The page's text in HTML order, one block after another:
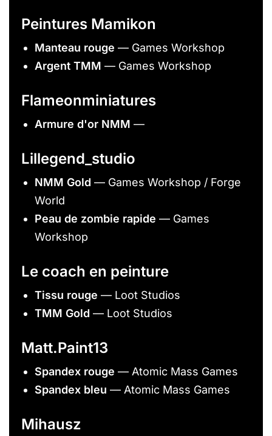
Peintures Mamikon
Manteau rouge — Games Workshop
Argent TMM — Games Workshop
Flameonminiatures
Armure d'or NMM —
Lillegend_studio
NMM Gold — Games Workshop / Forge
World
Peau de zombie rapide — Games
Workshop
Le coach en peinture
Tissu rouge — Loot Studios
TMM Gold — Loot Studios
Matt.Paint13
Spandex rouge — Atomic Mass Games
Spandex bleu — Atomic Mass Games
Mihausz